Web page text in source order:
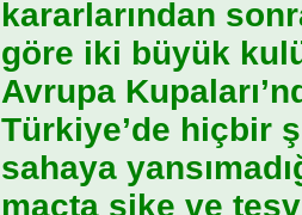
kararlarından
göre iki büyük
Avrupa
Türkiye’de hiçbir
sahaya
maçta şike ve